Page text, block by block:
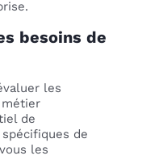
besoins de
les
de
de
les